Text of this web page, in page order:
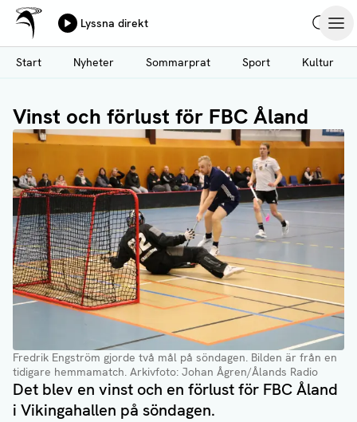
Hoppa
till
huvudinnehåll
Ålands Radio & TV
Lyssna direkt
Start
Nyheter Sommarprat Sport Kultur
Vinst och förlust för FBC Åland
Fredrik Engström gjorde två mål på söndagen. Bilden är från en
tidigare hemmamatch. Arkivfoto: Johan Ågren/Ålands Radio
Det blev en vinst och en förlust för FBC Åland
i Vikingahallen på söndagen.